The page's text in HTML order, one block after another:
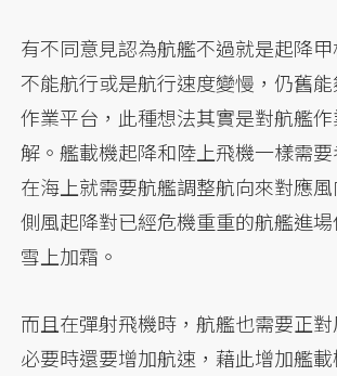
有不同意見認為航艦不過就是起降
不能航行或是航行速度變慢，仍舊
作業平台，此種想法其實是對航艦
解。艦載機起降和陸上飛機一樣需
在海上就需要航艦調整航向來對應
側風起降對已經危機重重的航艦進
雪上加霜。
而且在彈射飛機時，航艦也需要正
必要時還要增加航速，藉此增加艦